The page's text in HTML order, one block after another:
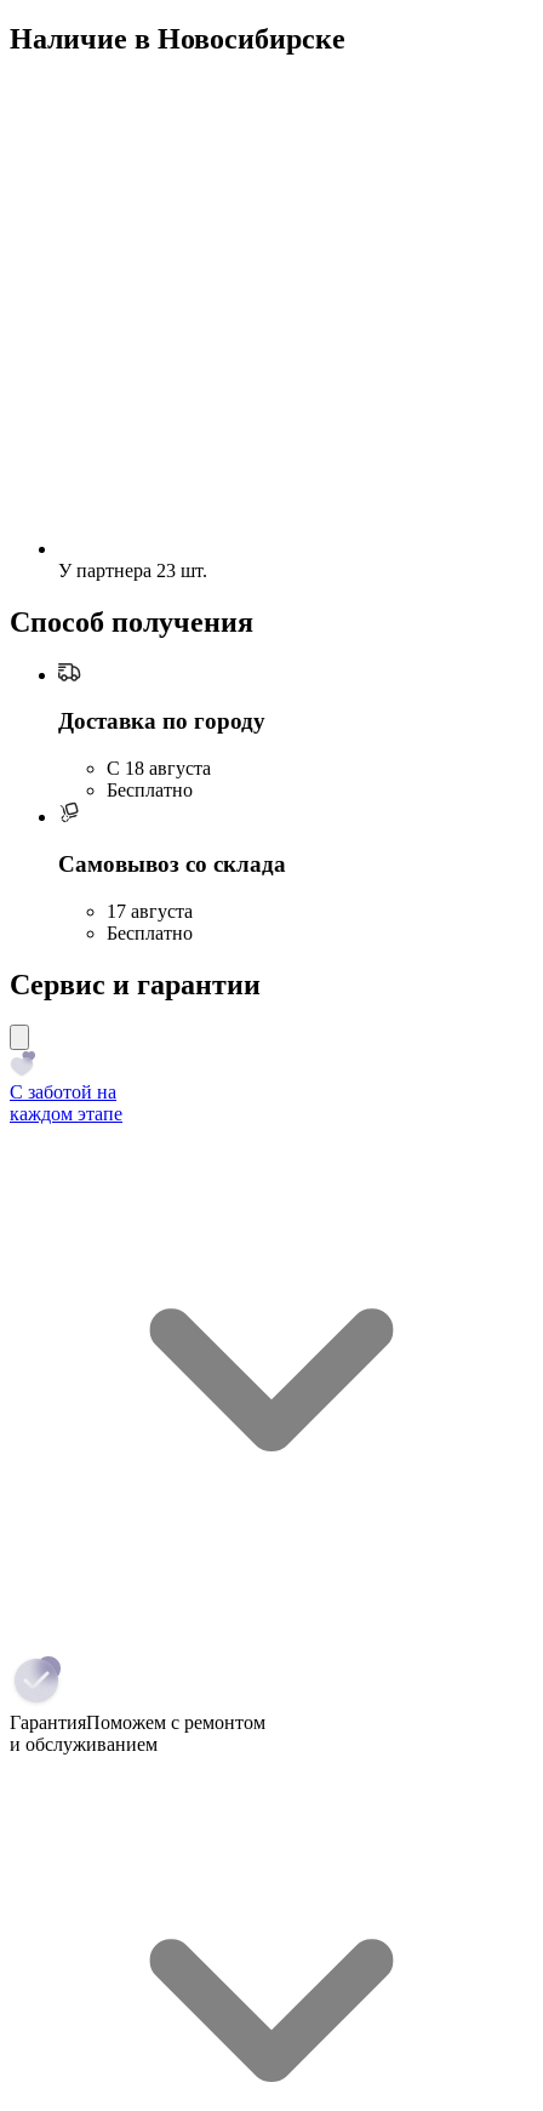
Наличие в Новосибирскe
У партнера 23 шт.
Способ получения
Доставка по городу
C 18 августа
Бесплатно
Самовывоз со склада
17 августа
Бесплатно
Сервис и гарантии
С заботой на
каждом этапе
ГарантияПоможем с ремонтом
и обслуживанием